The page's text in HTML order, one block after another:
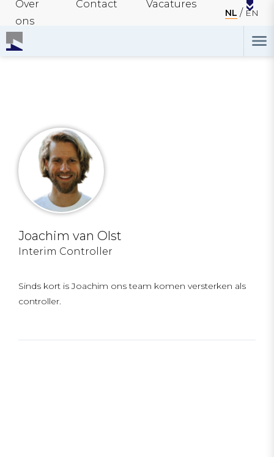
Over
ons
Contact Vacatures
NL EN
Joachim van Olst
Interim Controller
Sinds kort is Joachim ons team komen versterken als
controller.